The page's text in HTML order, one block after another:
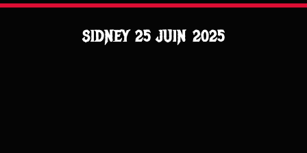
SIDNEY 25 JUIN 2025